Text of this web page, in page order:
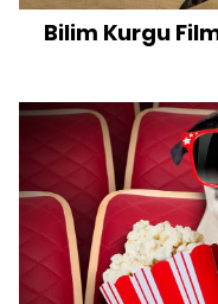
Bilim Kurgu